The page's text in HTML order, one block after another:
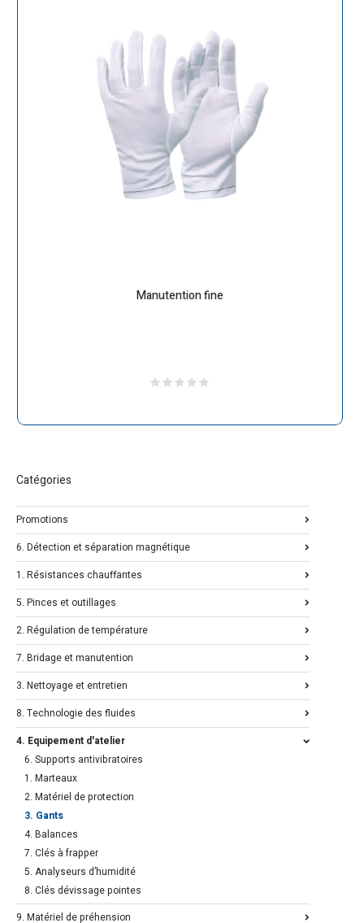
Manutention fine
Catégories
Promotions
6. Détection et séparation magnétique
1. Résistances chauffantes
5. Pinces et outillages
2. Régulation de température
7. Bridage et manutention
3. Nettoyage et entretien
8. Technologie des fluides
4. Equipement d'atelier
6. Supports antivibratoires
1. Marteaux
2. Matériel de protection
3. Gants
4. Balances
7. Clés à frapper
5. Analyseurs d’humidité
8. Clés dévissage pointes
9. Matériel de préhension